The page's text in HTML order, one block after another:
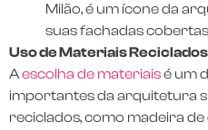
Milão, é um ícone da
suas fachadas
Uso de Materiais
Aescolha de materiaisé um
importantes da arquitetura
reciclados, como madeira